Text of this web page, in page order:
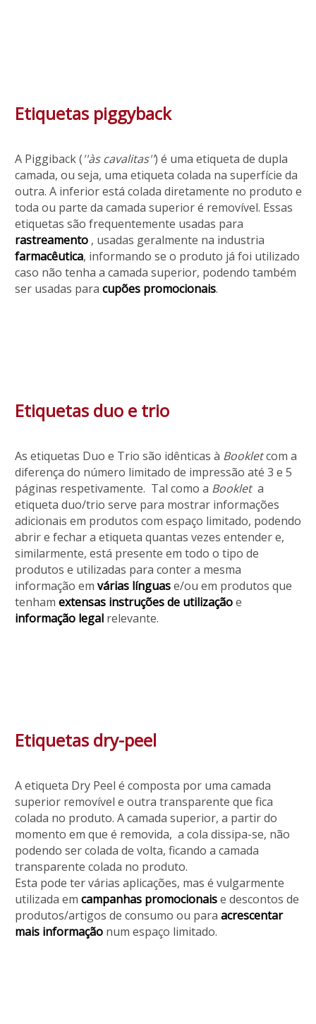
Etiquetas piggyback
A Piggiback (''às cavalitas'') é uma etiqueta de dupla
camada, ou seja, uma etiqueta colada na superfície da
outra. A inferior está colada diretamente no produto e
toda ou parte da camada superior é removível. Essas
etiquetas são frequentemente usadas para
rastreamento , usadas geralmente na industria
farmacêutica, informando se o produto já foi utilizado
caso não tenha a camada superior, podendo também
ser usadas para cupões promocionais.
Etiquetas duo e trio
As etiquetas Duo e Trio são idênticas à Bookletcom a
diferença do número limitado de impressão até 3 e 5
páginas respetivamente. Tal como a Bookleta
etiqueta duo/trio serve para mostrar informações
adicionais em produtos com espaço limitado, podendo
abrir e fechar a etiqueta quantas vezes entender e,
similarmente, está presente em todo o tipo de
produtos e utilizadas para conter a mesma
informação em várias línguase/ou em produtos que
tenham extensas instruções de utilizaçãoe
informação legal relevante.
Etiquetas dry-peel
A etiqueta Dry Peel é composta por uma camada
superior removível e outra transparente que fica
colada no produto. A camada superior, a partir do
momento em que é removida, a cola dissipa-se, não
podendo ser colada de volta, ficando a camada
transparente colada no produto.
Esta pode ter várias aplicações, mas é vulgarmente
utilizada em campanhas promocionaise descontos de
produtos/artigos de consumo ou para acrescentar
mais informação num espaço limitado.